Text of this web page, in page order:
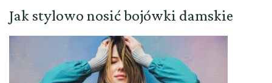
Jak stylowo nosić bojówki damskie